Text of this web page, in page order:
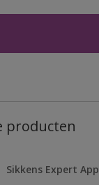
producten
Sikkens Expert App